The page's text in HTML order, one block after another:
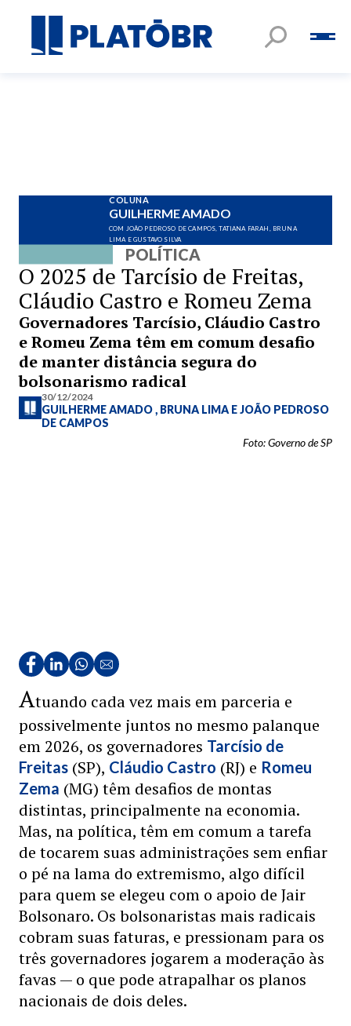
COLUNA
GUILHERME AMADO
COM JOÃO PEDROSO DE CAMPOS, TATIANA FARAH, BRUNA
LIMA E GUSTAVO SILVA
POLÍTICA
O 2025 de Tarcísio de Freitas,
Cláudio Castro e Romeu Zema
Governadores Tarcísio, Cláudio Castro
e Romeu Zema têm em comum desafio
de manter distância segura do
bolsonarismo radical
30/12/2024
GUILHERME AMADO, BRUNA LIMA EJOÃO PEDROSO
DE CAMPOS
Foto: Governo de SP
Atuando cada vez mais em parceria e
possivelmente juntos no mesmo palanque
em 2026, os governadores Tarcísio de
Freitas (SP), Cláudio Castro (RJ) e Romeu
Zema (MG) têm desafios de montas
distintas, principalmente na economia.
Mas, na política, têm em comum a tarefa
de tocarem suas administrações sem enfiar
o pé na lama do extremismo, algo difícil
para quem se elegeu com o apoio de Jair
Bolsonaro. Os bolsonaristas mais radicais
cobram suas faturas, e pressionam para os
três governadores jogarem a moderação às
favas — o que pode atrapalhar os planos
nacionais de dois deles.